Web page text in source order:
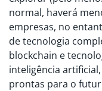
normal, haverá
empresas, no
de tecnologia
blockchain e
inteligência
prontas para o